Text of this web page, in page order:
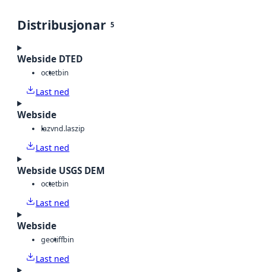
Distribusjonar 5
Webside DTED
octetbin
Last ned
Webside
lazvnd.laszip
Last ned
Webside USGS DEM
octetbin
Last ned
Webside
geotiffbin
Last ned